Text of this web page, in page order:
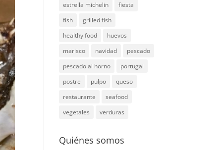
estrella michelin
fiesta
fish
grilled fish
healthy food
huevos
marisco
navidad
pescado
pescado al horno
portugal
postre
pulpo
queso
restaurante
seafood
vegetales
verduras
Quiénes somos